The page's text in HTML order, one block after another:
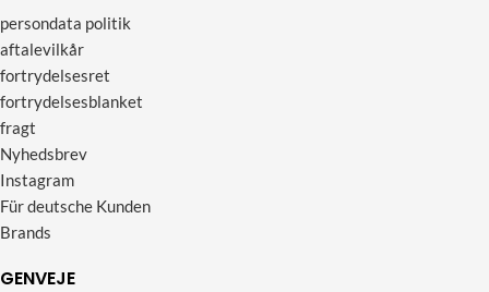
persondata politik
aftalevilkår
fortrydelsesret
fortrydelsesblanket
fragt
Nyhedsbrev
Instagram
Für deutsche Kunden
Brands
GENVEJE